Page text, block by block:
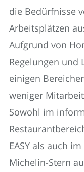
die Bedürfnisse
Arbeitsplätzen
Aufgrund von
Regelungen und
einigen
weniger
Sowohl im
EASY als auch
Michelin-Stern